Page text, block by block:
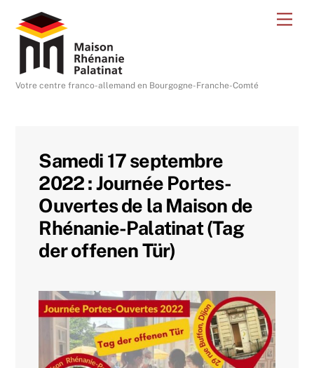
content
Votre centre franco-allemand en Bourgogne-Franche-Comté
Samedi 17 septembre
2022 : Journée Portes-
Ouvertes de la Maison de
Rhénanie-Palatinat (Tag
der offenen Tür)